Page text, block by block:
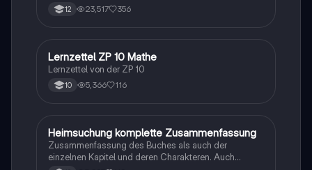
12 23,517 356
Mathe
Lernzettel ZP 10 Mathe
Lernzettel von der ZP 10
10 5,366 116
Deutsch
Heimsuchung komplette Zusammenfassung
Zusammenfassung des Buches als auch der
einzelnen Kapitel und deren Charakteren. Auch